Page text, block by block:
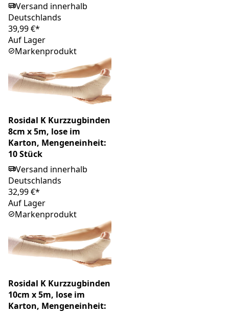
Versand innerhalb
Deutschlands
39,99 €*
Auf Lager
Markenprodukt
Rosidal K Kurzzugbinden
8cm x 5m, lose im
Karton, Mengeneinheit:
10 Stück
Versand innerhalb
Deutschlands
32,99 €*
Auf Lager
Markenprodukt
Rosidal K Kurzzugbinden
10cm x 5m, lose im
Karton, Mengeneinheit: